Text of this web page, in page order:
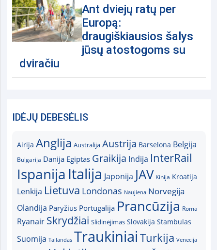
Ant dviejų ratų per
Europą:
draugiškiausios šalys
jūsų atostogoms su
dviračiu
IDĖJŲ DEBESĖLIS
Airija Anglija Australija Austrija Barselona Belgija
Bulgarija Danija Egiptas Graikija Indija InterRail
Ispanija Italija Japonija JAV Kinija Kroatija
Lenkija Lietuva Londonas Naujiena Norvegija
Olandija Paryžius Portugalija Prancūzija Roma
Ryanair Skrydžiai Slidinėjimas Slovakija Stambulas
Suomija Tailandas TraukiniaiTurkija Venecija